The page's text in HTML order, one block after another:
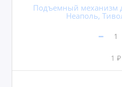
Подъемный механизм
Неаполь,
1 ₽